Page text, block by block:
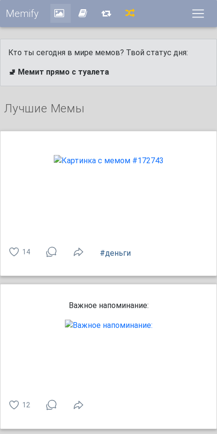
Memify
Кто ты сегодня в мире мемов? Твой статус дня:
🚽 Мемит прямо с туалета
Лучшие Мемы
14 #деньги
Важное напоминание:
12